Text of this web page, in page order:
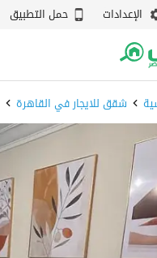
الإعدادات حمل التطبيق
شقق للايجار في القاهرة